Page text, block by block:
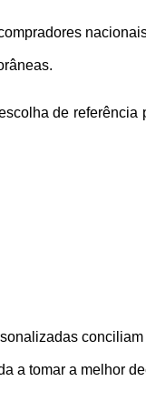
de
a tomar a melhor